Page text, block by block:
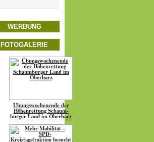
WERBUNG
FOTOGALERIE
Übungs­wo­chen­ende der
Höhen­ret­tung Schaum­
burger Land im Oberharz